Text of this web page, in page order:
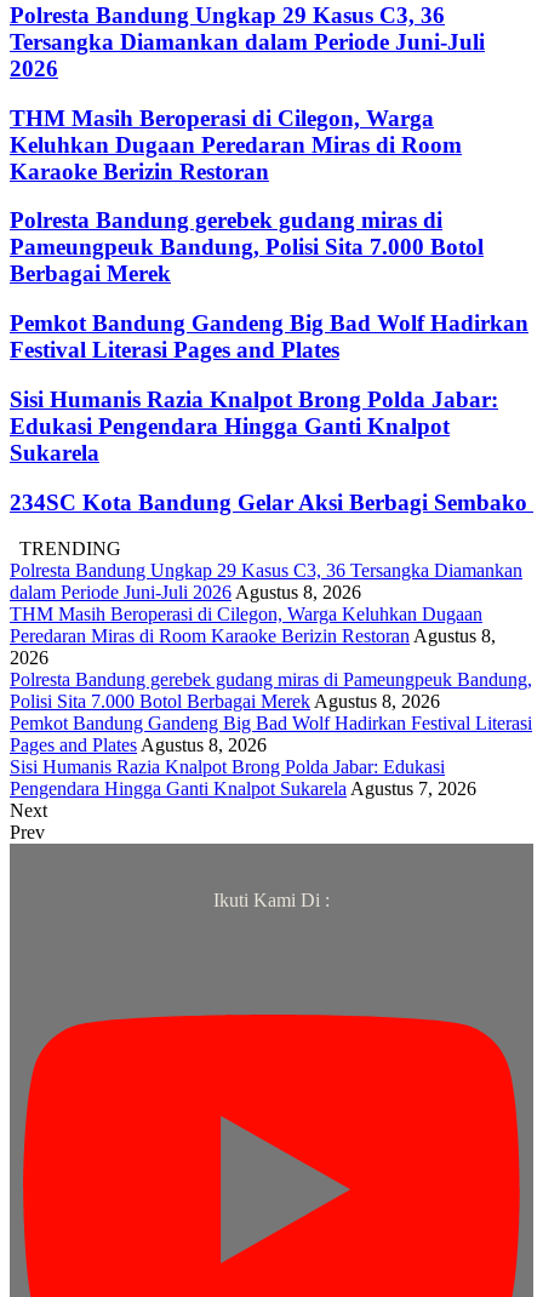
Polresta Bandung Ungkap 29 Kasus C3, 36
Tersangka Diamankan dalam Periode Juni-Juli
2026
THM Masih Beroperasi di Cilegon, Warga
Keluhkan Dugaan Peredaran Miras di Room
Karaoke Berizin Restoran
Polresta Bandung gerebek gudang miras di
Pameungpeuk Bandung, Polisi Sita 7.000 Botol
Berbagai Merek
Pemkot Bandung Gandeng Big Bad Wolf Hadirkan
Festival Literasi Pages and Plates
Sisi Humanis Razia Knalpot Brong Polda Jabar:
Edukasi Pengendara Hingga Ganti Knalpot
Sukarela
234SC Kota Bandung Gelar Aksi Berbagi Sembako
TRENDING
Polresta Bandung Ungkap 29 Kasus C3, 36 Tersangka Diamankan
dalam Periode Juni-Juli 2026 Agustus 8, 2026
THM Masih Beroperasi di Cilegon, Warga Keluhkan Dugaan
Peredaran Miras di Room Karaoke Berizin Restoran Agustus 8,
2026
Polresta Bandung gerebek gudang miras di Pameungpeuk Bandung,
Polisi Sita 7.000 Botol Berbagai Merek Agustus 8, 2026
Pemkot Bandung Gandeng Big Bad Wolf Hadirkan Festival Literasi
Pages and Plates Agustus 8, 2026
Sisi Humanis Razia Knalpot Brong Polda Jabar: Edukasi
Pengendara Hingga Ganti Knalpot Sukarela Agustus 7, 2026
Next
Prev
Ikuti Kami Di :